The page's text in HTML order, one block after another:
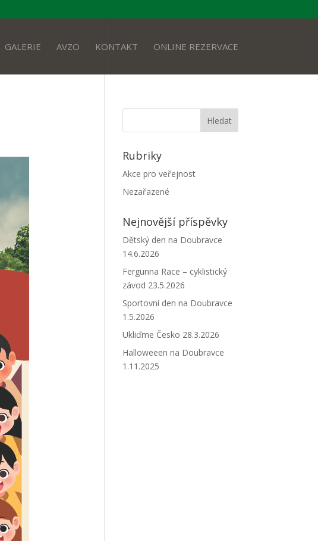
GALERIE AVZO KONTAKT ONLINE REZERVACE
Rubriky
Akce pro veřejnost
Nezařazené
Nejnovější příspěvky
Dětský den na Doubravce
14.6.2026
Fergunna Race – cyklistický
závod 23.5.2026
Sportovní den na Doubravce
1.5.2026
Ukliďme Česko 28.3.2026
Halloweeen na Doubravce
1.11.2025